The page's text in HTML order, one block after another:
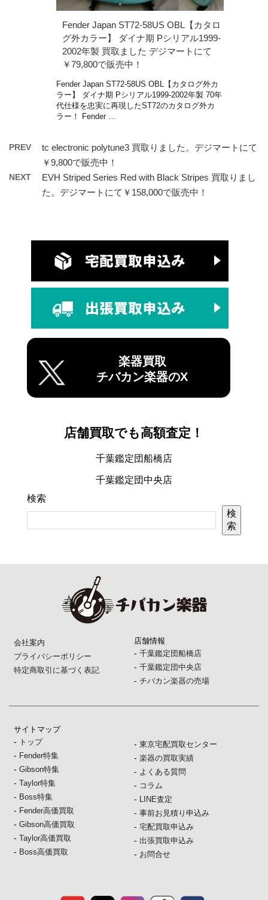
Fender Japan ST72-58US OBL【カタロ
グ外カラー】 ダイナ期 Pシリアル1999-
2002年製 買取ました デジマートにて
￥79,800で販売中！
Fender Japan ST72-58US OBL【カタログ外カ
ラー】 ダイナ期 Pシリアル1999-2002年製 70年
代仕様を忠実に再現したST72のカタログ外カ
ラー！ Fender …
PREV
tc electronic polytune3 買取りました。デジマートにて
￥9,800で販売中！
NEXT
EVH Striped Series Red with Black Stripes 買取りまし
た。デジマートにて￥158,000で販売中！
楽器買取
チバカン楽器のX
店舗買取でも高額査定！
千葉鑑定団船橋店
千葉鑑定団中央店
検索
検
索
会社案内
プライバシーポリシー
特定商取引に基づく表記
店舗情報
- 千葉鑑定団船橋店
- 千葉鑑定団中央店
- チバカン楽器の売場
サイトマップ
- トップ
- Fender特集
-Gibson特集
-Taylor特集
- Boss特集
- Fender高価買取
-Gibson高価買取
-Taylor高価買取
- Boss高価買取
- 東京宅配買取センター
- 楽器の買取実績
- よくある質問
- コラム
- LINE査定
- 事前お見積り申込み
- 宅配買取申込み
- 出張買取申込み
- お問合せ